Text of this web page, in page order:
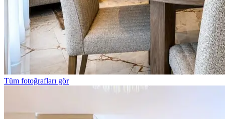
Tüm fotoğrafları gör